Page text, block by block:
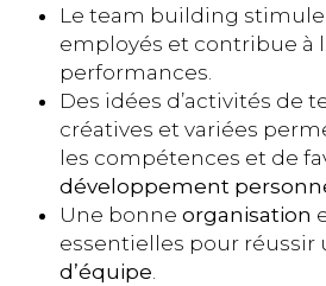
Le team building stimule
employés et contribue à
performances.
Des idées d’activités de
créatives et variées
les compétences et de
développement
Une bonne organisation
essentielles pour réussir
d’équipe